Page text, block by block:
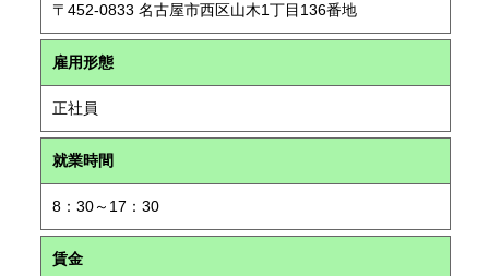
〒452-0833 名古屋市西区山木1丁目136番地
雇用形態
正社員
就業時間
8：30～17：30
賃金